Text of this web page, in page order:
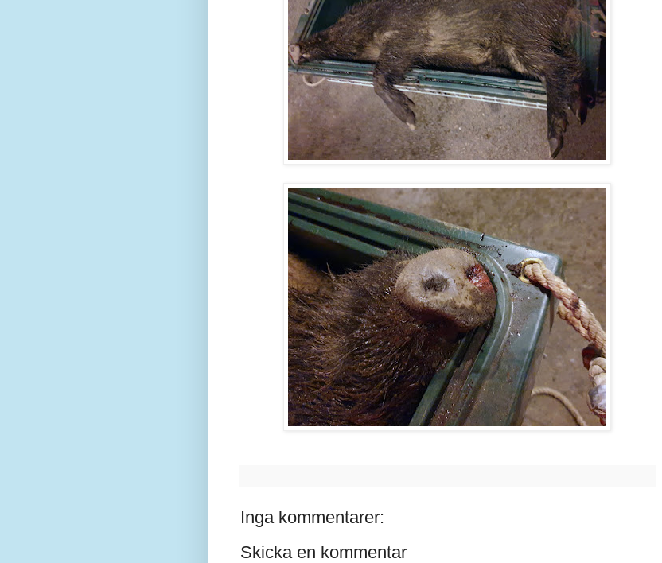
Inga kommentarer:
Skicka en kommentar